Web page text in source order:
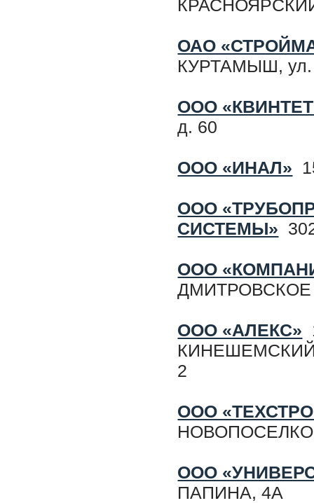
ОАО
КУРТАМЫШ,
ООО
д. 60
ООО «ИНАЛ»
ООО
СИСТЕМЫ»
ООО
ДМИТРОВСКОЕ
ООО «АЛЕКС»
КИНЕШЕМСКИЙ
2
ООО
ООО
ПАПИНА, 4А